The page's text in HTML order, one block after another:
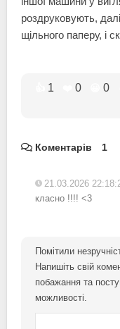
роздруковують,
щільного паперу, і
1 0 0
Коментарів 1
21.03.2026
класно !!!! <3
Помітили
Напишіть свій
побажання та
можливості.